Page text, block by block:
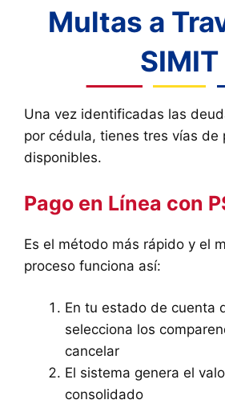
Multas a
SIMIT
Una vez identificadas las
por cédula, tienes tres vías de
disponibles.
Pago en Línea con
Es el método más rápido y el
proceso funciona así:
En tu estado de cuenta
selecciona los
cancelar
El sistema genera el
consolidado